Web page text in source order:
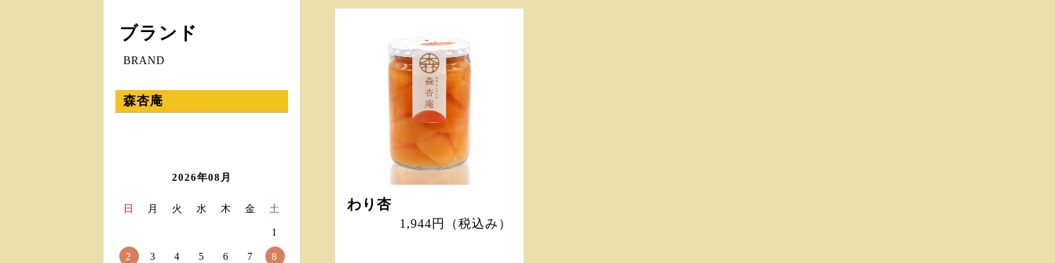
わり杏
1,944円 （税込み）
ブランド
BRAND
森杏庵
2026年08月
日 月 火 水 木 金
土
1
2 3 4 5 6 7 8